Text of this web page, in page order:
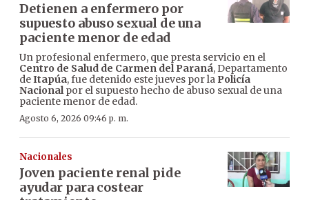
Detienen a enfermero por
supuesto abuso sexual de una
paciente menor de edad
Un profesional enfermero, que presta servicio en el
Centro de Salud de Carmen del Paraná, Departamento
deItapúa, fue detenido este jueves por la Policía
Nacionalpor el supuesto hecho de abuso sexual de una
paciente menor de edad.
Agosto 6, 2026 09:46 p. m.
Nacionales
Joven paciente renal pide
ayudar para costear